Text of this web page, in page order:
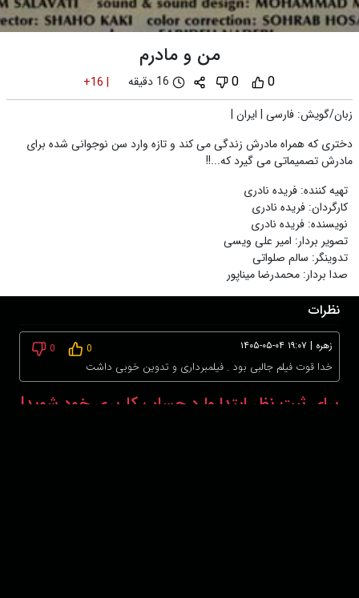
من و مادرم
0
0 16 دقیقه +16 |
زبان/گویش: فارسی | ایران |
دختری که همراه مادرش زندگی می کند و تازه وارد سن نوجوانی شده برای
مادرش تصمیماتی می گیرد که...!!
تهیه کننده: فریده نادری
کارگردان: فریده نادری
نویسنده: فریده نادری
تصویر بردار: امیر علی ویسی
تدوینگر: سالم صلواتی
صدا بردار: محمدرضا میناپور
نظرات
زهره | ۱۴۰۵-۰۵-۰۴ ۱۹:۰۷ 0
0
خدا قوت فیلم جالبی بود . فیلمبرداری و تدوین خوبی داشت
برای ثبت نظر ابتدا وارد حساب کاربری خود شوید!